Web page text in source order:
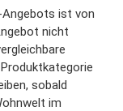
ist von
nicht
sobald
im